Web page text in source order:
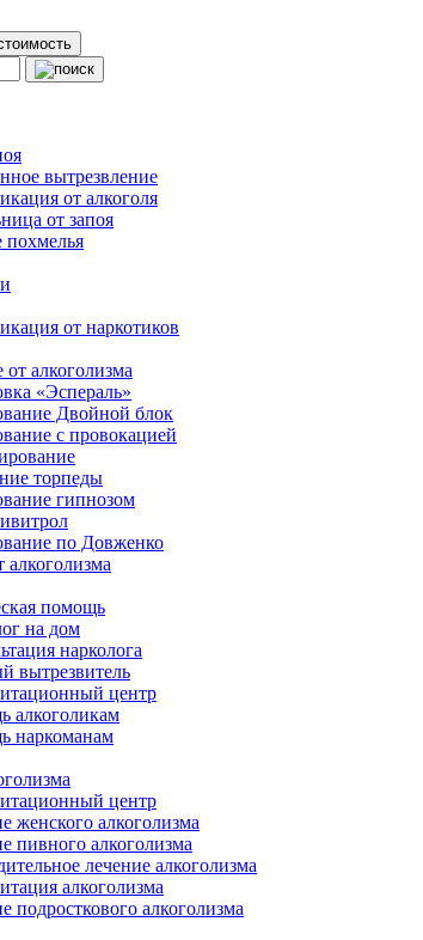
вытрезвление
от алкоголя
от запоя
похмелья
от наркотиков
алкоголизма
«Эспераль»
Двойной блок
с провокацией
торпеды
гипнозом
по Довженко
алкоголизма
помощь
на дом
нарколога
вытрезвитель
центр
алкоголикам
наркоманам
центр
женского алкоголизма
пивного алкоголизма
лечение алкоголизма
алкоголизма
подросткового алкоголизма